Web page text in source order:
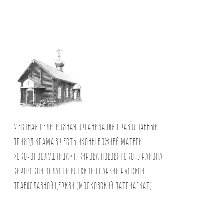
Местная религиозная организация православный
Приход храма в честь иконы Божией Матери
«Скоропослушница» г. Кирова Нововятского района
Кировской области Вятской Епархии Русской
Православной Церкви (Московский Патриархат)